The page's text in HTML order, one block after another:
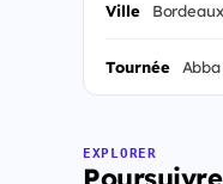
Ville Bordeaux
Tournée
EXPLORER